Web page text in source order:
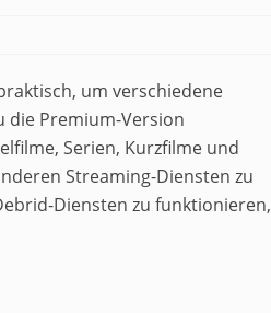
um verschiedene
die Premium-Version
Serien, Kurzfilme und
Streaming-Diensten zu
Diensten zu funktionieren,